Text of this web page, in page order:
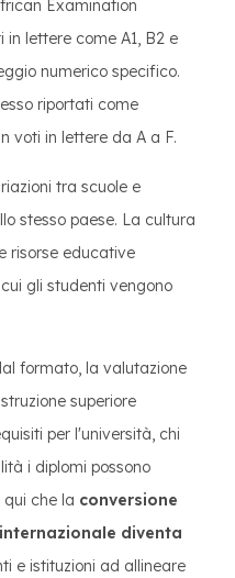
Examination
in lettere come A1, B2 e
numerico specifico.
riportati come
voti in lettere da A a F.
tra scuole e
stesso paese. La cultura
risorse educative
gli studenti vengono
formato, la valutazione
superiore
per l'università, chi
i diplomi possono
qui che la conversione
diventa
e istituzioni ad allineare